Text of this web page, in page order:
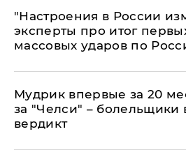
"Настроения в России
эксперты про итог
массовых ударов по
Мудрик впервые за 20
за "Челси" – болельщики
вердикт